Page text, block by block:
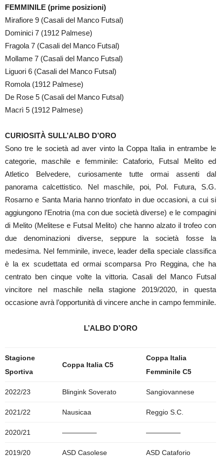
FEMMINILE (prime posizioni)
Mirafiore 9 (Casali del Manco Futsal)
Dominici 7 (1912 Palmese)
Fragola 7 (Casali del Manco Futsal)
Mollame 7 (Casali del Manco Futsal)
Liguori 6 (Casali del Manco Futsal)
Romola (1912 Palmese)
De Rose 5 (Casali del Manco Futsal)
Macrì 5 (1912 Palmese)
CURIOSITÀ SULL’ALBO D’ORO
Sono tre le società ad aver vinto la Coppa Italia in entrambe le
categorie, maschile e femminile: Cataforio, Futsal Melito ed
Atletico Belvedere, curiosamente tutte ormai assenti dal
panorama calcettistico. Nel maschile, poi, Pol. Futura, S.G.
Rosarno e Santa Maria hanno trionfato in due occasioni, a cui si
aggiungono l’Enotria (ma con due società diverse) e le compagini
di Melito (Melitese e Futsal Melito) che hanno alzato il trofeo con
due denominazioni diverse, seppure la società fosse la
medesima. Nel femminile, invece, leader della speciale classifica
è la ex scudettata ed ormai scomparsa Pro Reggina, che ha
centrato ben cinque volte la vittoria. Casali del Manco Futsal
vincitore nel maschile nella stagione 2019/2020, in questa
occasione avrà l’opportunità di vincere anche in campo femminile.
L’ALBO D’ORO
Stagione
Sportiva
Coppa Italia C5
Coppa Italia
Femminile C5
2022/23 Blingink Soverato Sangiovannese
2021/22 Nausicaa Reggio S.C.
2020/21 ————— —————
2019/20 ASD Casolese ASD Cataforio